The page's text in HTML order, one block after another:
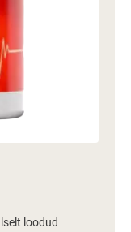
loodud